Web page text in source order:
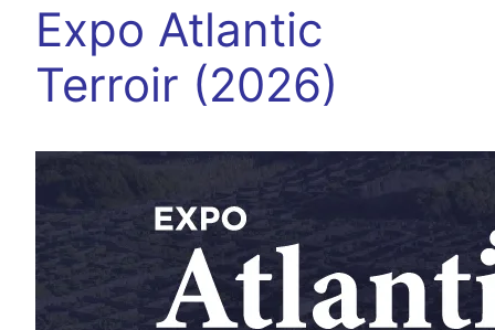
Expo Atlantic
Terroir (2026)